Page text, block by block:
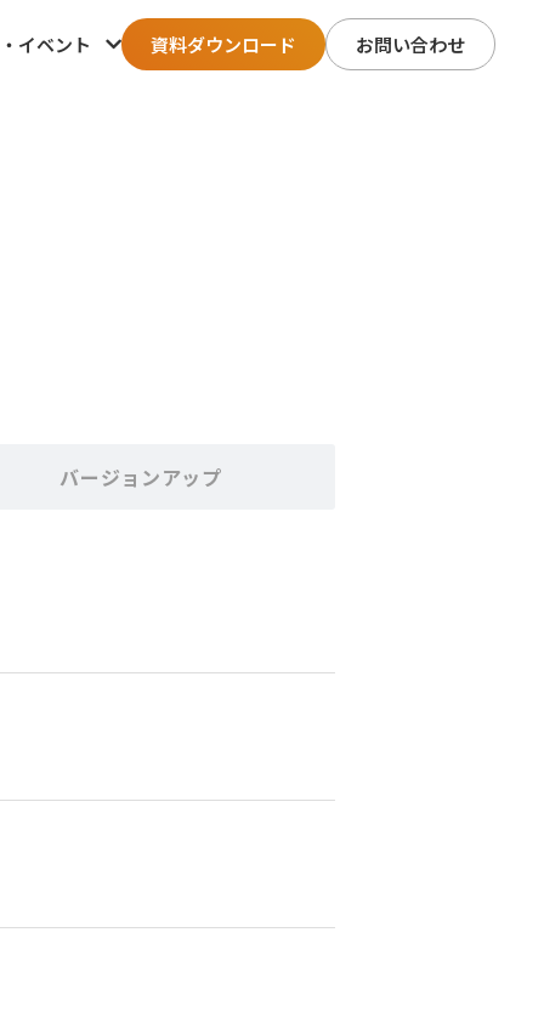
イベント 資料ダウンロード お問い合わせ
バージョンアップ